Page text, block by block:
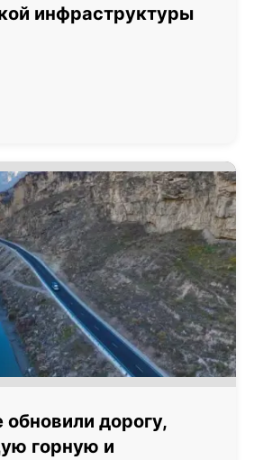
инфраструктуры
обновили дорогу,
горную и